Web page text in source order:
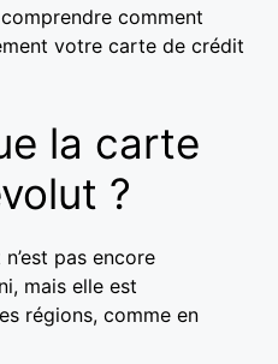
comment
votre carte de crédit
la carte
?
pas encore
mais elle est
régions, comme en